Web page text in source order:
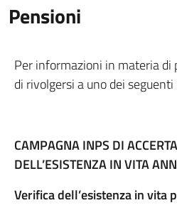
Pensioni
Per informazioni in materia di
di rivolgersi a uno dei
CAMPAGNA INPS DI
DELL’ESISTENZA IN VITA
Verifica dell’esistenza in vita